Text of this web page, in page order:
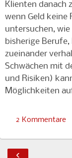
Klienten danach
wenn Geld keine
untersuchen,
bisherige
zueinander
Schwächen mit
und Risiken)
Möglichkeiten
2 Kommentare
‹